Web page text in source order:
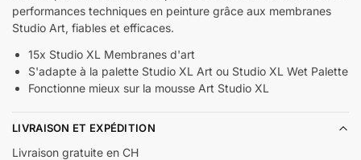
performances techniques en peinture grâce aux membranes
Studio Art, fiables et efficaces.
15x Studio XL Membranes d'art
S'adapte à la palette Studio XL Art ou Studio XL Wet Palette
Fonctionne mieux sur la mousse Art Studio XL
LIVRAISON ET EXPÉDITION
Livraison gratuite en CH